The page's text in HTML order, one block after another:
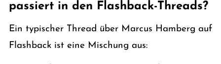
passiert in den Flashback-Threads?
Ein typischer Thread über Marcus Hamberg auf
Flashback ist eine Mischung aus: